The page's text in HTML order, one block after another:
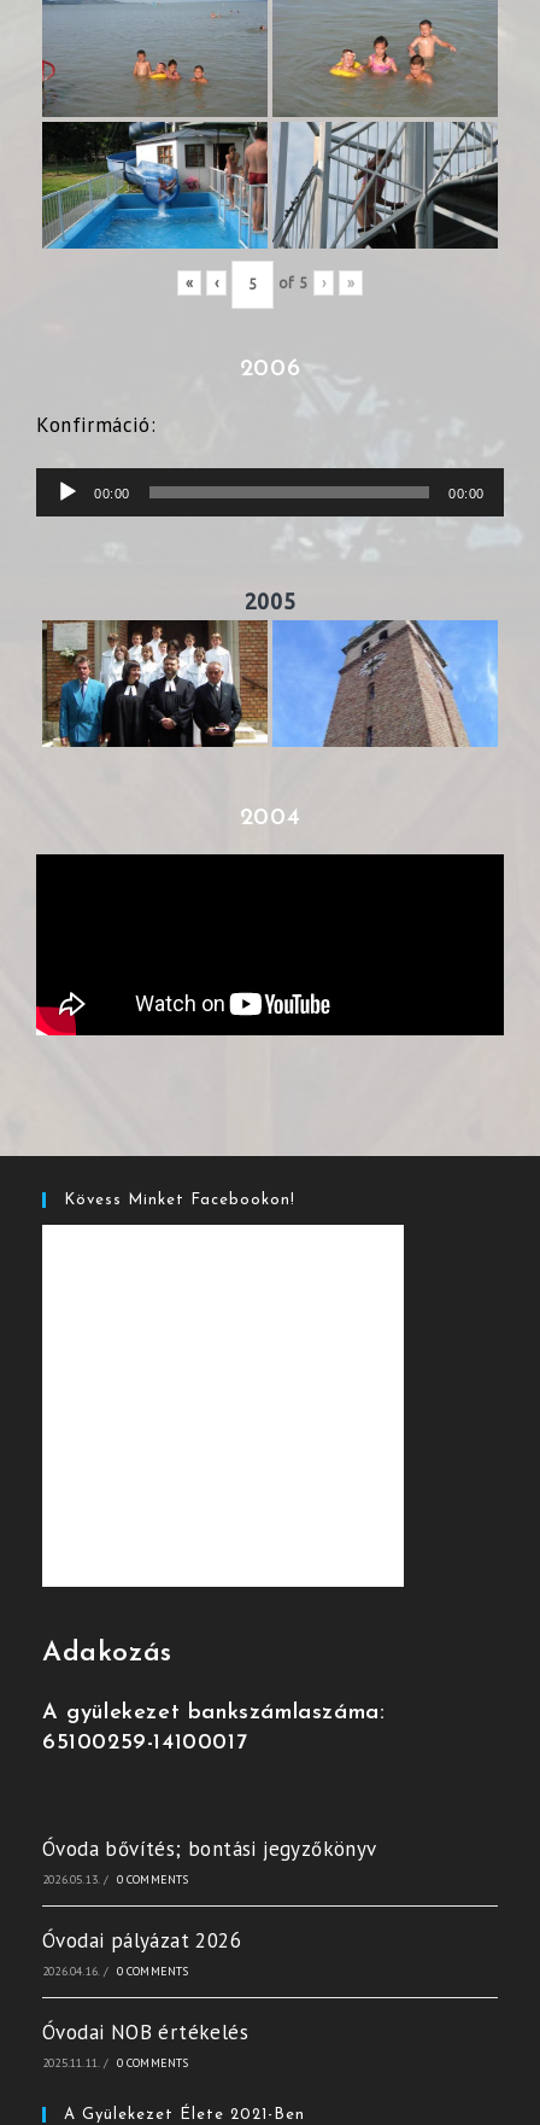
« ‹ of 5 › »
2006
Konfirmáció:
Audió
lejátszó
00:00 00:00
2005
2004
Kövess Minket Facebookon!
Adakozás
A gyülekezet bankszámlaszáma:
65100259-14100017
Óvoda bővítés; bontási jegyzőkönyv
2026.05.13. / 0 COMMENTS
Óvodai pályázat 2026
2026.04.16. / 0 COMMENTS
Óvodai NOB értékelés
2025.11.11. / 0 COMMENTS
A Gyülekezet Élete 2021-Ben